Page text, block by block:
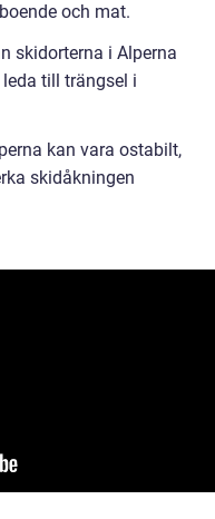
och mat.
skidorterna i Alperna
till trängsel i
kan vara ostabilt,
skidåkningen